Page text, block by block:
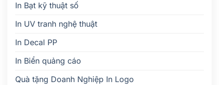
In Bạt kỹ thuật số
In UV tranh nghệ thuật
In Decal PP
In Biển quảng cáo
Quà tặng Doanh Nghiệp In Logo